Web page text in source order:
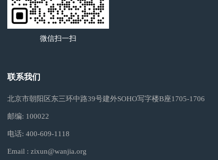
微信扫一扫
联系我们
北京市朝阳区东三环中路39号建外SOHO写字楼B座1705-1706
邮编: 100022
电话: 400-609-1118
Email : zixun@wanjia.org